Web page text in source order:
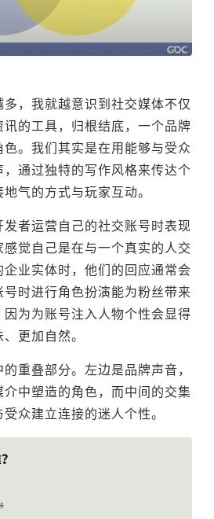
，我就越意识到社交媒体不仅
的工具，归根结底，一个品牌
。我们其实是在用能够与受众
，通过独特的写作风格来传达个
气的方式与玩家互动。
者运营自己的社交账号时表现
觉自己是在与一个真实的人交
业实体时，他们的回应通常会
号时进行角色扮演能为粉丝带来
因为为账号注入人物个性会显得
更加自然。
重叠部分。左边是品牌声音，
中塑造的角色，而中间的交集
众建立连接的迷人个性。